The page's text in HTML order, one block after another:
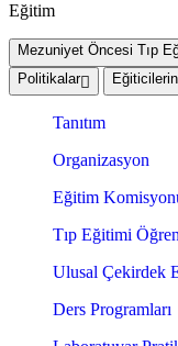
Eğitim
Mezuniyet Öncesi Tıp
Politikalar
Tanıtım
Organizasyon
Eğitim
Tıp Eğitimi
Ulusal Çekirdek
Ders Programları